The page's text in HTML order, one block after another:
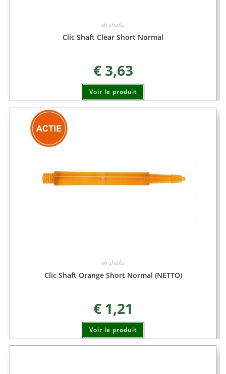
eh shafts
Clic Shaft Clear Short Normal
€3,63
Voir le produit
eh shafts
Clic Shaft Orange Short Normal (NETTO)
€1,21
Voir le produit